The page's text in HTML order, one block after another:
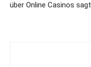
über Online Casinos sagt